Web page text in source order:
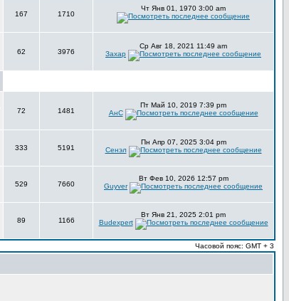
167 1710
Чт Янв 01, 1970 3:00 am
62 3976
Ср Авг 18, 2021 11:49 am
Захар
72 1481
Пт Май 10, 2019 7:39 pm
АнС
333 5191
Пн Апр 07, 2025 3:04 pm
Сенэл
529 7660
Вт Фев 10, 2026 12:57 pm
Guyver
89 1166
Вт Янв 21, 2025 2:01 pm
Budexpert
Часовой пояс: GMT + 3